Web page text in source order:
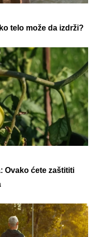
telo može da izdrži?
Ovako ćete zaštititi